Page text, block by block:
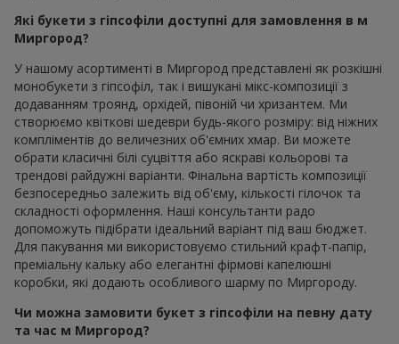
Які букети з гіпсофіли доступні для замовлення в м
Миргород?
У нашому асортименті в Миргород представлені як розкішні
монобукети з гіпсофіл, так і вишукані мікс-композиції з
додаванням троянд, орхідей, півоній чи хризантем. Ми
створюємо квіткові шедеври будь-якого розміру: від ніжних
компліментів до величезних об'ємних хмар. Ви можете
обрати класичні білі суцвіття або яскраві кольорові та
трендові райдужні варіанти. Фінальна вартість композиції
безпосередньо залежить від об'єму, кількості гілочок та
складності оформлення. Наші консультанти радо
допоможуть підібрати ідеальний варіант під ваш бюджет.
Для пакування ми використовуємо стильний крафт-папір,
преміальну кальку або елегантні фірмові капелюшні
коробки, які додають особливого шарму по Миргороду.
Чи можна замовити букет з гіпсофіли на певну дату
та час м Миргород?